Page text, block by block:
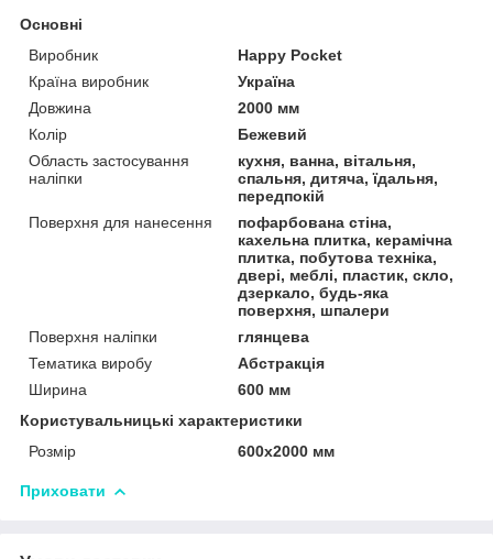
Основні
Виробник
Happy Pocket
Країна виробник
Україна
Довжина
2000 мм
Колір
Бежевий
Область застосування
наліпки
кухня, ванна, вітальня,
спальня, дитяча, їдальня,
передпокій
Поверхня для нанесення
пофарбована стіна,
кахельна плитка, керамічна
плитка, побутова техніка,
двері, меблі, пластик, скло,
дзеркало, будь-яка
поверхня, шпалери
Поверхня наліпки
глянцева
Тематика виробу
Абстракція
Ширина
600 мм
Користувальницькі характеристики
Розмір
600х2000 мм
Приховати